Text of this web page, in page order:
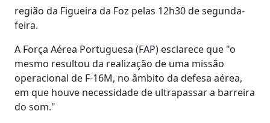
região da Figueira da Foz pelas 12h30 de segunda-
feira.
A Força Aérea Portuguesa (FAP) esclarece que "o
mesmo resultou da realização de uma missão
operacional de F-16M, no âmbito da defesa aérea,
em que houve necessidade de ultrapassar a barreira
do som."